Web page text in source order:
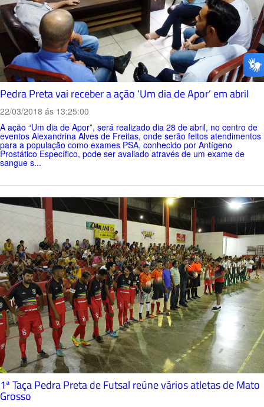
Pedra Preta vai receber a ação ‘Um dia de Apor’ em abril
22/03/2018 ás 13:25:00
A ação “Um dia de Apor”, será realizado dia 28 de abril, no centro de
eventos Alexandrina Alves de Freitas, onde serão feitos atendimentos
para a população como exames PSA, conhecido por Antígeno
Prostático Específico, pode ser avaliado através de um exame de
sangue s...
1ª Taça Pedra Preta de Futsal reúne vários atletas de Mato
Grosso